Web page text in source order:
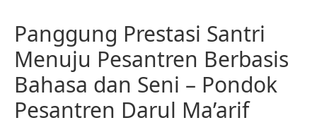
Panggung Prestasi Santri
Menuju Pesantren Berbasis
Bahasa dan Seni – Pondok
Pesantren Darul Ma’arif